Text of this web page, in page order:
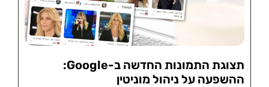
תצוגת התמונות החדשה ב-Google:
ההשפעה על ניהול מוניטין